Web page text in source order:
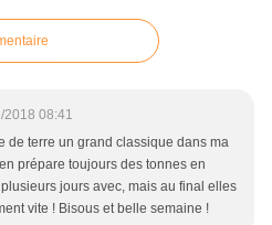
2018 08:41
de terre un grand classique dans ma
prépare toujours des tonnes en
jours avec, mais au final elles
vite ! Bisous et belle semaine !